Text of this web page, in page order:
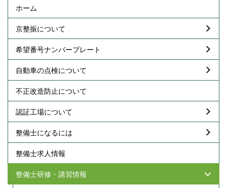
ホーム
京整振について
希望番号ナンバープレート
自動車の点検について
不正改造防止について
認証工場について
整備士になるには
整備士求人情報
整備士研修・講習情報